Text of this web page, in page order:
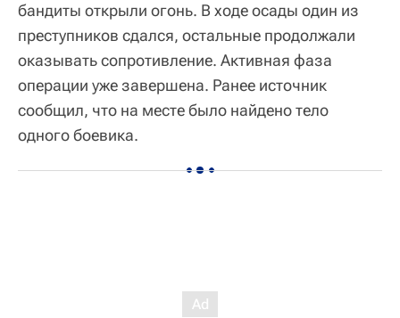
бандиты открыли огонь. В ходе осады один из
преступников сдался, остальные продолжали
оказывать сопротивление. Активная фаза
операции уже завершена. Ранее источник
сообщил, что на месте было найдено тело
одного боевика.